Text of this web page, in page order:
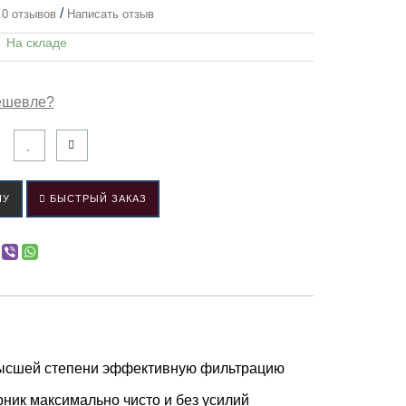
отзывов / Написать отзыв
На складе
БЫСТРЫЙ ЗАКАЗ
степени эффективную фильтрацию
максимально чисто и без усилий